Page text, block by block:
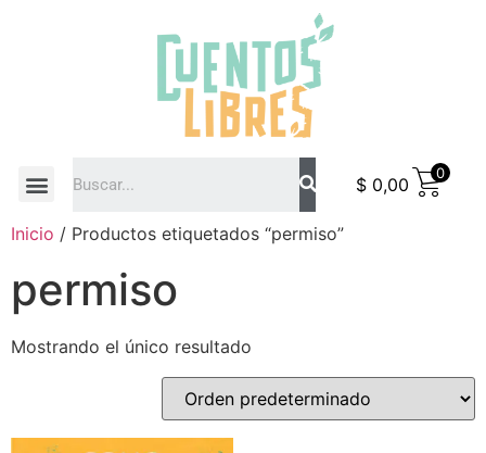
$ 0,00
0
Inicio / Productos etiquetados “permiso”
permiso
Mostrando el único resultado